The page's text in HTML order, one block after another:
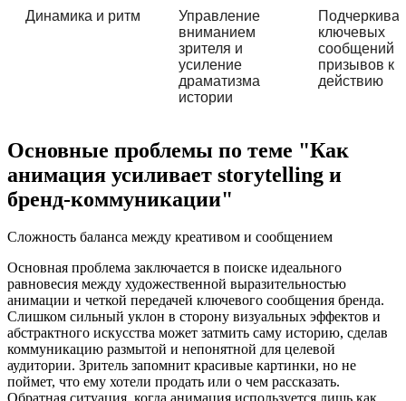
Динамика и ритм
Управление
вниманием
зрителя и
усиление
драматизма
истории
ключевых
сообщений и
призывов к
действию
Основные проблемы по теме "Как
анимация усиливает storytelling и
бренд-коммуникации"
Сложность баланса между креативом и сообщением
Основная проблема заключается в поиске идеального
равновесия между художественной выразительностью
анимации и четкой передачей ключевого сообщения бренда.
Слишком сильный уклон в сторону визуальных эффектов и
абстрактного искусства может затмить саму историю, сделав
коммуникацию размытой и непонятной для целевой
аудитории. Зритель запомнит красивые картинки, но не
поймет, что ему хотели продать или о чем рассказать.